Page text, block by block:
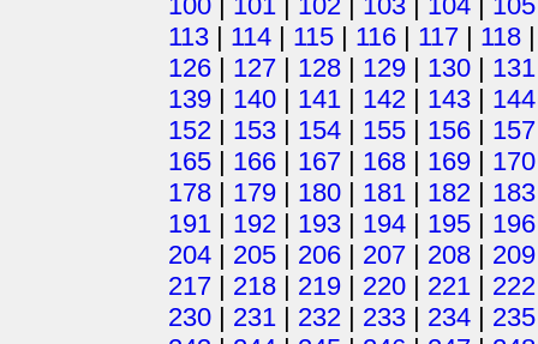
113 | 114 | 115 | 116 | 117 | 118
126 | 127 | 128 | 129 | 130 | 131
139 | 140 | 141 | 142 | 143 | 144
152 | 153 | 154 | 155 | 156 | 157
165 | 166 | 167 | 168 | 169 | 170
178 | 179 | 180 | 181 | 182 | 183
191 | 192 | 193 | 194 | 195 | 196
204 | 205 | 206 | 207 | 208 | 209
217 | 218 | 219 | 220 | 221 | 222
230 | 231 | 232 | 233 | 234 | 235